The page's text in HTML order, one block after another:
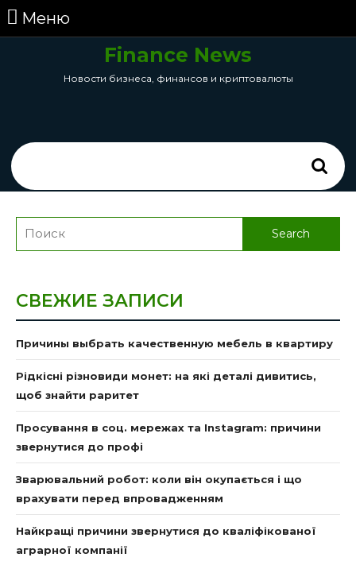
перейти
МенюМеню
Finance News
Новости бизнеса, финансов и криптовалюты
for:
Search
СВЕЖИЕ ЗАПИСИ
Причины выбрать качественную мебель в квартиру
Рідкісні різновиди монет: на які деталі дивитись,
щоб знайти раритет
Просування в соц. мережах та Instagram: причини
звернутися до профі
Зварювальний робот: коли він окупається і що
врахувати перед впровадженням
Найкращі причини звернутися до кваліфікованої
аграрної компанії